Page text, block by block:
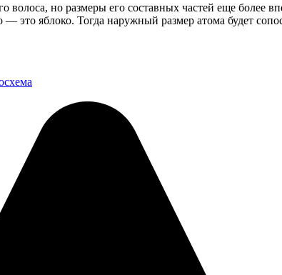
но размеры его составных частей еще более
это яблоко. Тогда наружный размер атома будет